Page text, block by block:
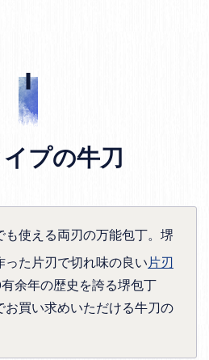
プの牛刀
使える両刃の万能包丁。堺
った片刃で切れ味の良い片刃
余年の歴史を誇る堺包丁
お買い求めいただける牛刀の